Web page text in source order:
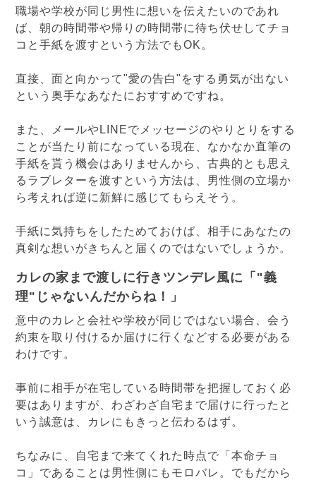
職場や学校が同じ男性に想いを伝えたいのであれ
ば、朝の時間帯や帰りの時間帯に待ち伏せしてチョ
コと手紙を渡すという方法でもOK。
直接、面と向かって"愛の告白"をする勇気が出ない
という奥手なあなたにおすすめですね。
また、メールやLINEでメッセージのやりとりをする
ことが当たり前になっている現在、なかなか直筆の
手紙を貰う機会はありませんから、古典的とも思え
るラブレターを渡すという方法は、男性側の立場か
ら考えれば逆に新鮮に感じてもらえそう。
手紙に気持ちをしたためておけば、相手にあなたの
真剣な想いがきちんと届くのではないでしょうか。
カレの家まで渡しに行きツンデレ風に「"義
理"じゃないんだからね！」
意中のカレと会社や学校が同じではない場合、会う
約束を取り付けるか届けに行くなどする必要がある
わけです。
事前に相手が在宅している時間帯を把握しておく必
要はありますが、わざわざ自宅まで届けに行ったと
いう誠意は、カレにもきっと伝わるはず。
ちなみに、自宅まで来てくれた時点で「本命チョ
コ」であることは男性側にもモロバレ。でもだから